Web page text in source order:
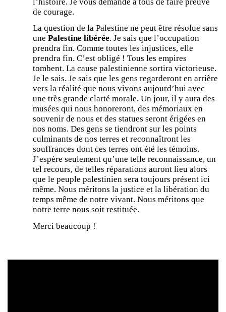
de courage.
La question de la Palestine ne peut être résolue sans
une Palestine libérée. Je sais que l’occupation
prendra fin. Comme toutes les injustices, elle
prendra fin. C’est obligé ! Tous les empires
tombent. La cause palestinienne sortira victorieuse.
Je le sais. Je sais que les gens regarderont en arrière
vers la réalité que nous vivons aujourd’hui avec
une très grande clarté morale. Un jour, il y aura des
musées qui nous honoreront, des mémoriaux en
souvenir de nous et des statues seront érigées en
nos noms. Des gens se tiendront sur les points
culminants de nos terres et reconnaîtront les
souffrances dont ces terres ont été les témoins.
J’espère seulement qu’une telle reconnaissance, un
tel recours, de telles réparations auront lieu alors
que le peuple palestinien sera toujours présent ici
même. Nous méritons la justice et la libération du
temps même de notre vivant. Nous méritons que
notre terre nous soit restituée.
Merci beaucoup !